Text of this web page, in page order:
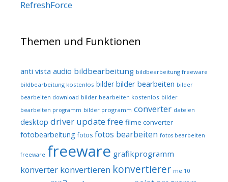
RefreshForce
Themen und Funktionen
anti vista audio bildbearbeitung bildbearbeitung freeware
bildbearbeitung kostenlos bilder bilder bearbeiten bilder
bearbeiten download bilder bearbeiten kostenlos bilder
bearbeiten programm bilder programm converter dateien
desktop driver update free filme converter
fotobearbeitung fotos fotos bearbeiten fotos bearbeiten
freeware freeware grafikprogramm
konverter konvertieren konvertierer me 10